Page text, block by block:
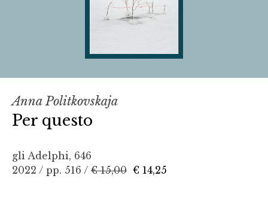
Anna Politkovskaja
Per questo
gli Adelphi, 646
2022 / pp. 516 / € 15,00 € 14,25